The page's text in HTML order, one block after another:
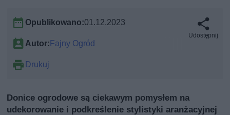
Opublikowano:01.12.2023
Autor:Fajny Ogród
Drukuj
Udostępnij
Donice ogrodowe są ciekawym pomysłem na
udekorowanie i podkreślenie stylistyki aranżacyjnej